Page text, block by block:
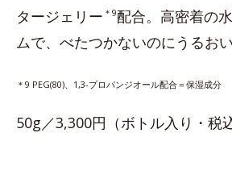
タージェリー ＊9配合。高密着の
ムで、べたつかないのにうるお
＊9 PEG(80)、1,3-プロパンジオール配合＝保湿成分
50g／3,300円（ボトル入り・税込